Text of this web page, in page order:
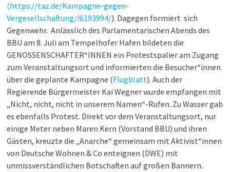
(https://taz.de/Kampagne-gegen-
Vergesellschaftung/!6193994/). Dagegen formiert sich
Gegenwehr. Anlässlich des Parlamentarischen Abends des
BBU am 8. Juli am Tempelhofer Hafen bildeten die
GENOSSENSCHAFTER*INNEN ein Protestspalier am Zugang
zum Veranstaltungsort und informierten die Besucher*innen
über die geplante Kampagne (Flugblatt). Auch der
Regierende Bürgermeister Kai Wegner wurde empfangen mit
„Nicht, nicht, nicht in unserem Namen“-Rufen. Zu Wasser gab
es ebenfalls Protest. Direkt vor dem Veranstaltungsort, nur
einige Meter neben Maren Kern (Vorstand BBU) und ihren
Gästen, kreuzte die „Anarche“ gemeinsam mit Aktivist*innen
von Deutsche Wohnen & Co enteignen (DWE) mit
unmissverständlichen Botschaften auf großen Bannern.